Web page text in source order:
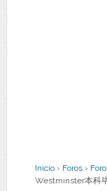
Inicio › Foros ›
Westminster本科